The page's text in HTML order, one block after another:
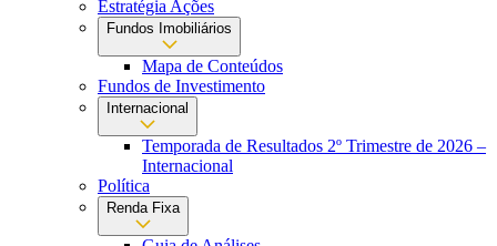
Estratégia Ações
Fundos Imobiliários
Mapa de Conteúdos
Fundos de Investimento
Internacional
Temporada de Resultados 2º Trimestre de 2026 –
Internacional
Política
Renda Fixa